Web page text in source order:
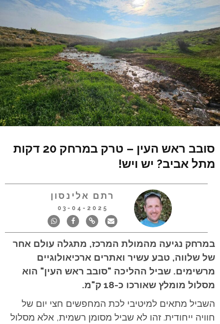
סובב ראש העין – טרק במרחק 20 דקות
מתל אביב? יש ויש!
רתם אלינסון
03-04-2025
במרחק נגיעה מהמולת המרכז, מתגלה עולם אחר
של שלווה, טבע עשיר ואתרים ארכיאולוגיים
מרשימים. שביל ההליכה "סובב ראש העין" הוא
מסלול מומלץ שאורכו כ-18 ק"מ.
השביל מתאים למיטיבי לכת המחפשים חצי יום של
חוויה ייחודית. זהו לא שביל מסומן רשמית, אלא מסלול